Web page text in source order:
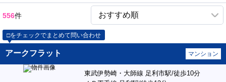
556件
□をチェックでまとめて問い合わせ
アークフラット マンション
東武伊勢崎・大師線 足利市駅/徒歩10分